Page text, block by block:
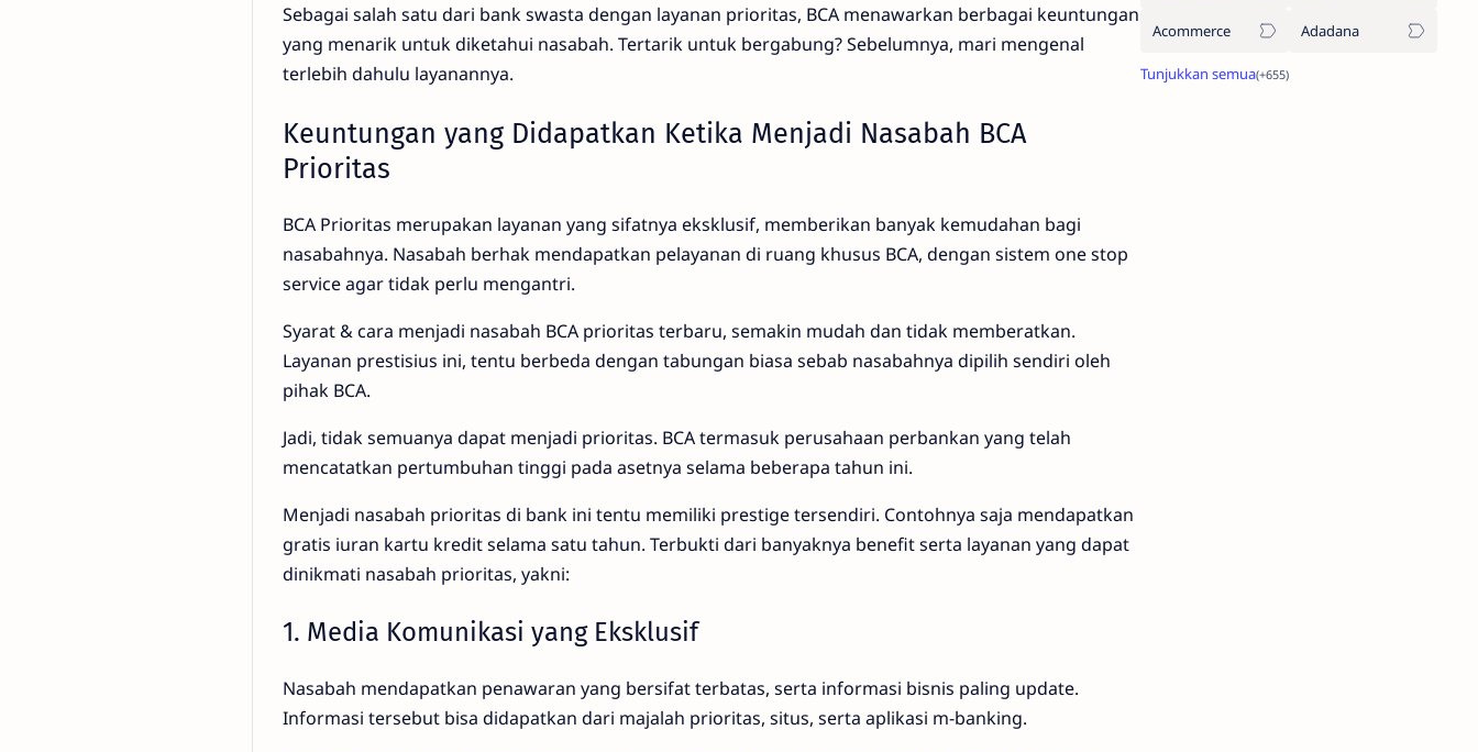
Sebagai salah satu dari bank swasta dengan layanan prioritas, BCA menawarkan berbagai keuntungan
yang menarik untuk diketahui nasabah. Tertarik untuk bergabung? Sebelumnya, mari mengenal
terlebih dahulu layanannya.
Keuntungan yang Didapatkan Ketika Menjadi Nasabah BCA
Prioritas
BCA Prioritas merupakan layanan yang sifatnya eksklusif, memberikan banyak kemudahan bagi
nasabahnya. Nasabah berhak mendapatkan pelayanan di ruang khusus BCA, dengan sistem one stop
service agar tidak perlu mengantri.
Syarat & cara menjadi nasabah BCA prioritas terbaru, semakin mudah dan tidak memberatkan.
Layanan prestisius ini, tentu berbeda dengan tabungan biasa sebab nasabahnya dipilih sendiri oleh
pihak BCA.
Jadi, tidak semuanya dapat menjadi prioritas. BCA termasuk perusahaan perbankan yang telah
mencatatkan pertumbuhan tinggi pada asetnya selama beberapa tahun ini.
Menjadi nasabah prioritas di bank ini tentu memiliki prestige tersendiri. Contohnya saja mendapatkan
gratis iuran kartu kredit selama satu tahun. Terbukti dari banyaknya benefit serta layanan yang dapat
dinikmati nasabah prioritas, yakni:
1. Media Komunikasi yang Eksklusif
Nasabah mendapatkan penawaran yang bersifat terbatas, serta informasi bisnis paling update.
Informasi tersebut bisa didapatkan dari majalah prioritas, situs, serta aplikasi m-banking.
Acommerce Adadana